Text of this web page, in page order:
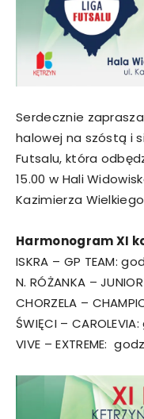
Serdecznie
halowej na szóstą i
Futsalu, która
15.00 w Hali
Kazimierza Wielkiego
Harmonogram XI
ISKRA – GP TEAM:
N. RÓŻANKA –
CHORZELA –
ŚWIĘCI –
VIVE – EXTREME: